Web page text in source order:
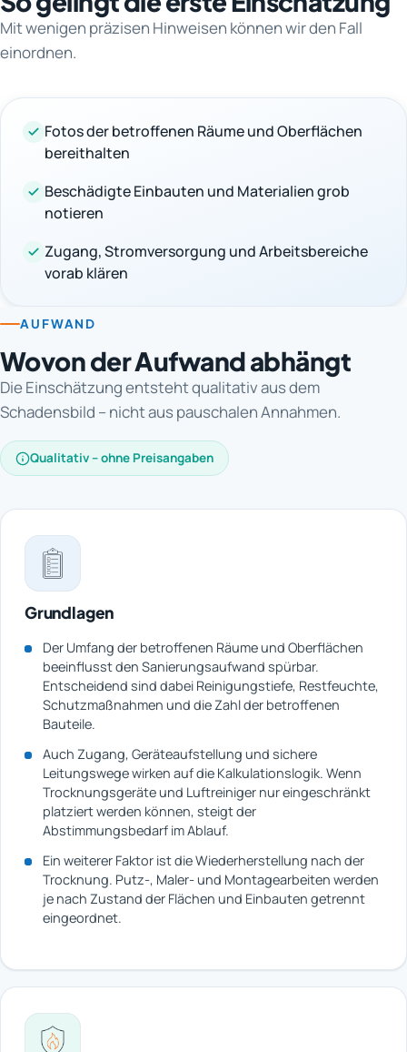
Mit wenigen präzisen Hinweisen können wir den Fall
einordnen.
Fotos der betroffenen Räume und Oberflächen
bereithalten
Beschädigte Einbauten und Materialien grob
notieren
Zugang, Stromversorgung und Arbeitsbereiche
vorab klären
AUFWAND
Wovon der Aufwand abhängt
Die Einschätzung entsteht qualitativ aus dem
Schadensbild – nicht aus pauschalen Annahmen.
Qualitativ – ohne Preisangaben
Grundlagen
Der Umfang der betroffenen Räume und Oberflächen
beeinflusst den Sanierungsaufwand spürbar.
Entscheidend sind dabei Reinigungstiefe, Restfeuchte,
Schutzmaßnahmen und die Zahl der betroffenen
Bauteile.
Auch Zugang, Geräteaufstellung und sichere
Leitungswege wirken auf die Kalkulationslogik. Wenn
Trocknungsgeräte und Luftreiniger nur eingeschränkt
platziert werden können, steigt der
Abstimmungsbedarf im Ablauf.
Ein weiterer Faktor ist die Wiederherstellung nach der
Trocknung. Putz-, Maler- und Montagearbeiten werden
je nach Zustand der Flächen und Einbauten getrennt
eingeordnet.